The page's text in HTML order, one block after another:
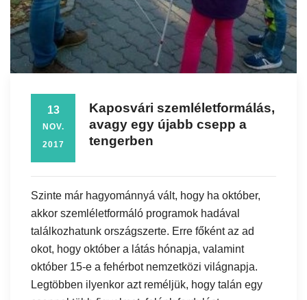
13
NOV.
2017
Kaposvári szemléletformálás,
avagy egy újabb csepp a
tengerben
Szinte már hagyománnyá vált, hogy ha október,
akkor szemléletformáló programok hadával
találkozhatunk országszerte. Erre főként az ad
okot, hogy október a látás hónapja, valamint
október 15-e a fehérbot nemzetközi világnapja.
Legtöbben ilyenkor azt reméljük, hogy talán egy